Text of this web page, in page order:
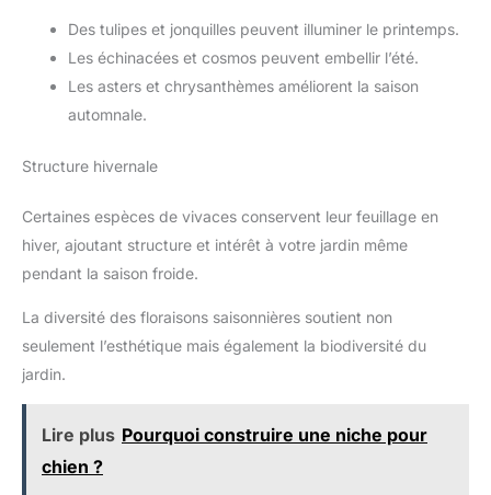
Des tulipes et jonquilles peuvent illuminer le printemps.
Les échinacées et cosmos peuvent embellir l’été.
Les asters et chrysanthèmes améliorent la saison
automnale.
Structure hivernale
Certaines espèces de vivaces conservent leur feuillage en
hiver, ajoutant structure et intérêt à votre jardin même
pendant la saison froide.
La diversité des floraisons saisonnières soutient non
seulement l’esthétique mais également la biodiversité du
jardin.
Lire plus Pourquoi construire une niche pour
chien ?